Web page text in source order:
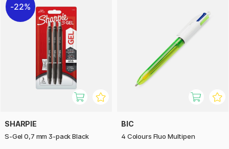
22%
SHARPIE
S-Gel 0,7 mm 3-pack Black
BIC
4 Colours Fluo Multipen